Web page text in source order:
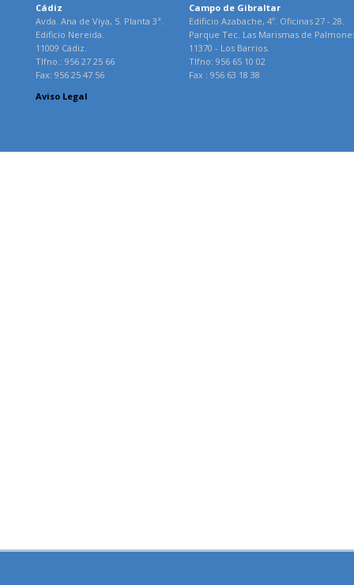
Cádiz
Avda. Ana de Viya, 5. Planta 3ª.
Edificio Nereida.
11009 Cádiz.
Tlfno.: 956 27 25 66
Fax: 956 25 47 56
Campo de Gibraltar
Edificio Azabache, 4º. Oficinas 27 - 28.
Parque Tec. Las Marismas de
11370 - Los Barrios.
Tlfno: 956 65 10 02
Fax : 956 63 18 38
Aviso Legal